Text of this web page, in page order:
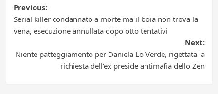
Post
navigation
Previous:
Serial killer condannato a morte ma il boia non trova la
vena, esecuzione annullata dopo otto tentativi
Next:
Niente patteggiamento per Daniela Lo Verde, rigettata la
richiesta dell’ex preside antimafia dello Zen